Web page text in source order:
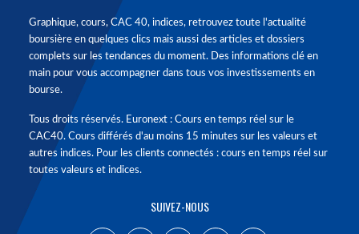
Graphique, cours, CAC 40, indices, retrouvez toute l'actualité
boursière en quelques clics mais aussi des articles et dossiers
complets sur les tendances du moment. Des informations clé en
main pour vous accompagner dans tous vos investissements en
bourse.
Tous droits réservés. Euronext : Cours en temps réel sur le
CAC40. Cours différés d'au moins 15 minutes sur les valeurs et
autres indices. Pour les clients connectés : cours en temps réel sur
toutes valeurs et indices.
SUIVEZ-NOUS